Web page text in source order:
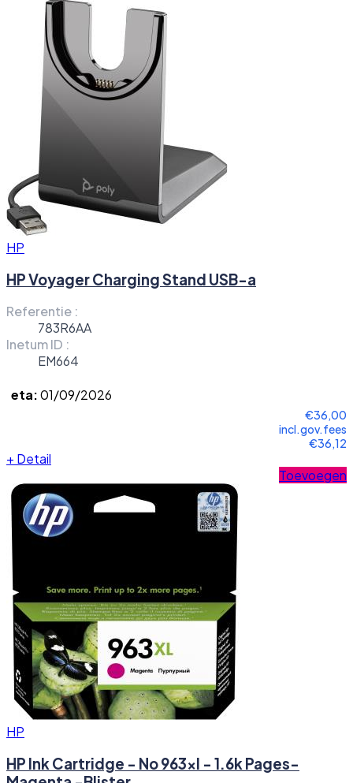
HP
HP Voyager Charging Stand USB-a
Referentie :
783R6AA
Inetum ID :
EM664
eta:01/09/2026
€36,00
incl.gov.fees
€36,12
+ Detail
Toevoegen
HP
HP Ink Cartridge - No 963xl - 1.6k Pages-